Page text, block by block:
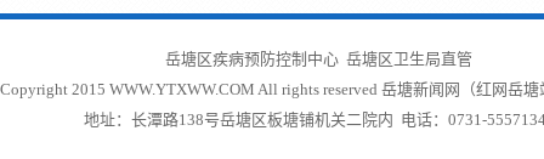
岳塘区疾病预防控制中心 岳塘区卫生局直管
Copyright 2015 WWW.YTXWW.COM All rights reserved 岳塘新闻网（红网岳塘
地址：长潭路138号岳塘区板塘铺机关二院内 电话：0731-